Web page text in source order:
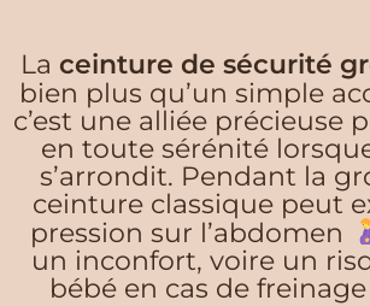
La ceinture de sécurité
bien plus qu’un simple
c’est une alliée précieuse
en toute sérénité
s’arrondit. Pendant la
ceinture classique peut
pression sur l’abdomen
un inconfort, voire un
bébé en cas de